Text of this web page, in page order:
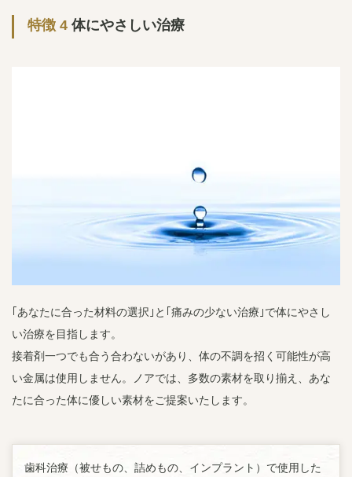
特徴 4 体にやさしい治療
｢あなたに合った材料の選択｣と｢痛みの少ない治療｣で体にやさし
い治療を目指します。
接着剤一つでも合う合わないがあり、体の不調を招く可能性が高
い金属は使用しません。ノアでは、多数の素材を取り揃え、あな
たに合った体に優しい素材をご提案いたします。
歯科治療（被せもの、詰めもの、インプラント）で使用した